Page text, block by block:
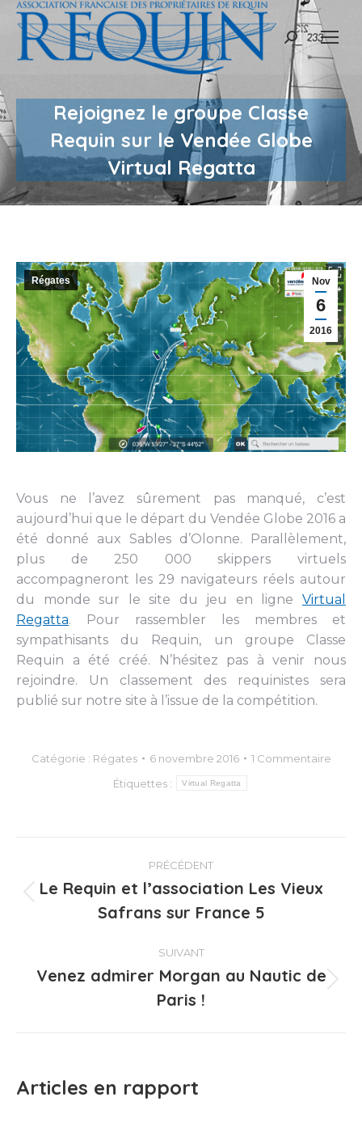
Recherche
Rejoignez le groupe Classe
Requin sur le Vendée Globe
Virtual Regatta
Nov
6
2016
Régates
Vous ne l’avez sûrement pas manqué, c’est
aujourd’hui que le départ du Vendée Globe 2016 a
été donné aux Sables d’Olonne. Parallèlement,
plus de 250 000 skippers virtuels
accompagneront les 29 navigateurs réels autour
du monde sur le site du jeu en ligne Virtual
Regatta. Pour rassembler les membres et
sympathisants du Requin, un groupe Classe
Requin a été créé. N’hésitez pas à venir nous
rejoindre. Un classement des requinistes sera
publié sur notre site à l’issue de la compétition.
Catégorie : Régates 6 novembre 2016
1 Commentaire
Étiquettes :
Virtual Regatta
Navigation
article
PRÉCÉDENT
précédent
Le Requin et l’association Les Vieux
Safrans sur France 5
SUIVANT
Article
suivant
Venez admirer Morgan au Nautic de
Paris !
Articles en rapport